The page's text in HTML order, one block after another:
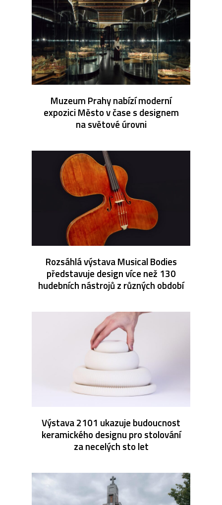
Muzeum Prahy nabízí moderní
expozici Město v čase s designem
na světové úrovni
Rozsáhlá výstava Musical Bodies
představuje design více než 130
hudebních nástrojů z různých období
Výstava 2101 ukazuje budoucnost
keramického designu pro stolování
za necelých sto let